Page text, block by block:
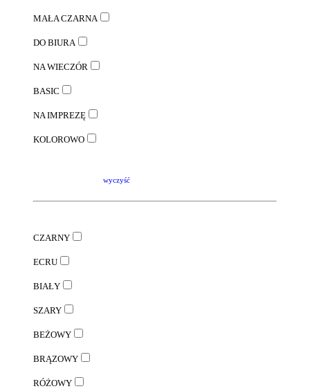
MAŁA CZARNA
DO BIURA
NA WIECZÓR
BASIC
NA IMPREZĘ
KOLOROWO
wyczyść
CZARNY
ECRU
BIAŁY
SZARY
BEŻOWY
BRĄZOWY
RÓŻOWY